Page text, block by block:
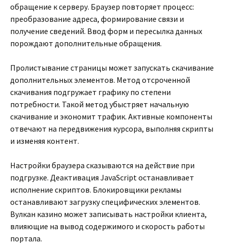
обращение к серверу. Браузер повторяет процесс:
преобразование адреса, формирование связи и
получение сведений. Ввод форм и пересылка данных
порождают дополнительные обращения.
Пролистывание страницы может запускать скачивание
дополнительных элементов. Метод отсроченной
скачивания подгружает графику по степени
потребности. Такой метод убыстряет начальную
скачивание и экономит трафик. Активные компоненты
отвечают на передвижения курсора, выполняя скрипты
и изменяя контент.
Настройки браузера сказываются на действие при
подгрузке. Деактивация JavaScript останавливает
исполнение скриптов. Блокировщики рекламы
останавливают загрузку специфических элементов.
Вулкан казино может записывать настройки клиента,
влияющие на вывод содержимого и скорость работы
портала.